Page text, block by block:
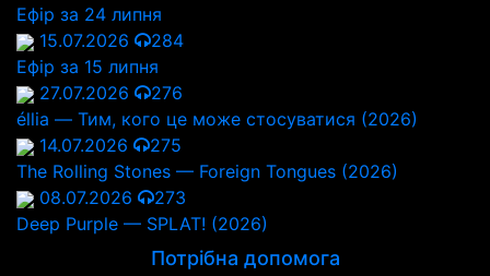
Ефір за 24 липня
15.07.2026
284
Ефір за 15 липня
27.07.2026
276
éllia — Тим, кого це може стосуватися (2026)
14.07.2026
275
The Rolling Stones — Foreign Tongues (2026)
08.07.2026
273
Deep Purple — SPLAT! (2026)
Потрібна допомога